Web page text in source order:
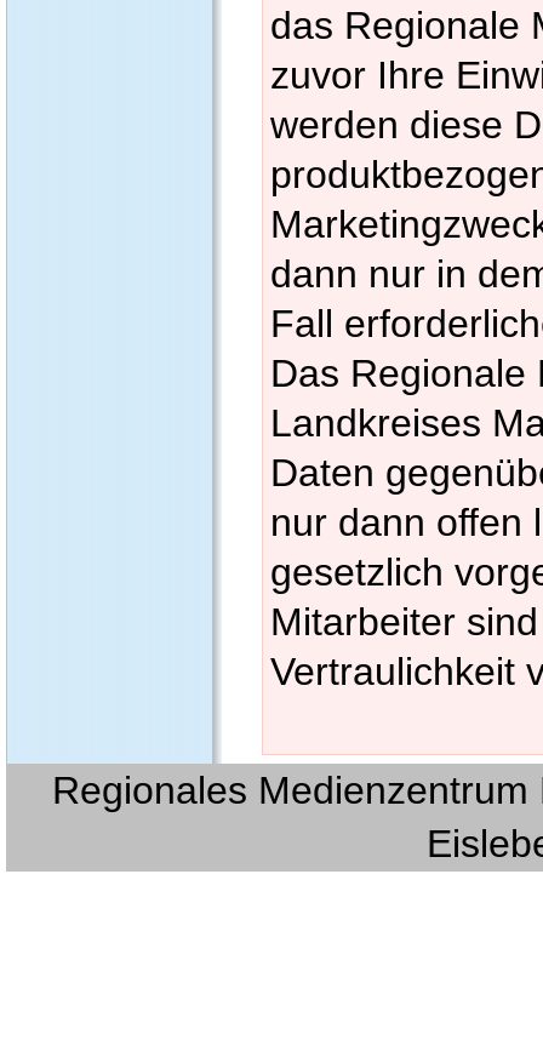
das Regionale
zuvor Ihre
werden diese
dann nur in
Fall
Das Regionale
Landkreises
Daten
nur dann offen
gesetzlich
Mitarbeiter
Vertraulichkeit
Regionales